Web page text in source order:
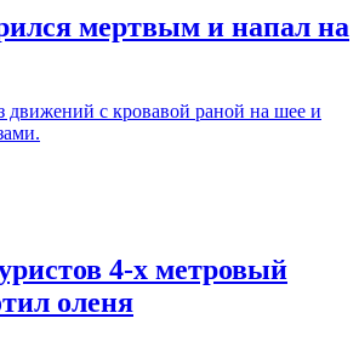
мертвым и напал на
движений с кровавой раной на шее и
4-х метровый
оленя